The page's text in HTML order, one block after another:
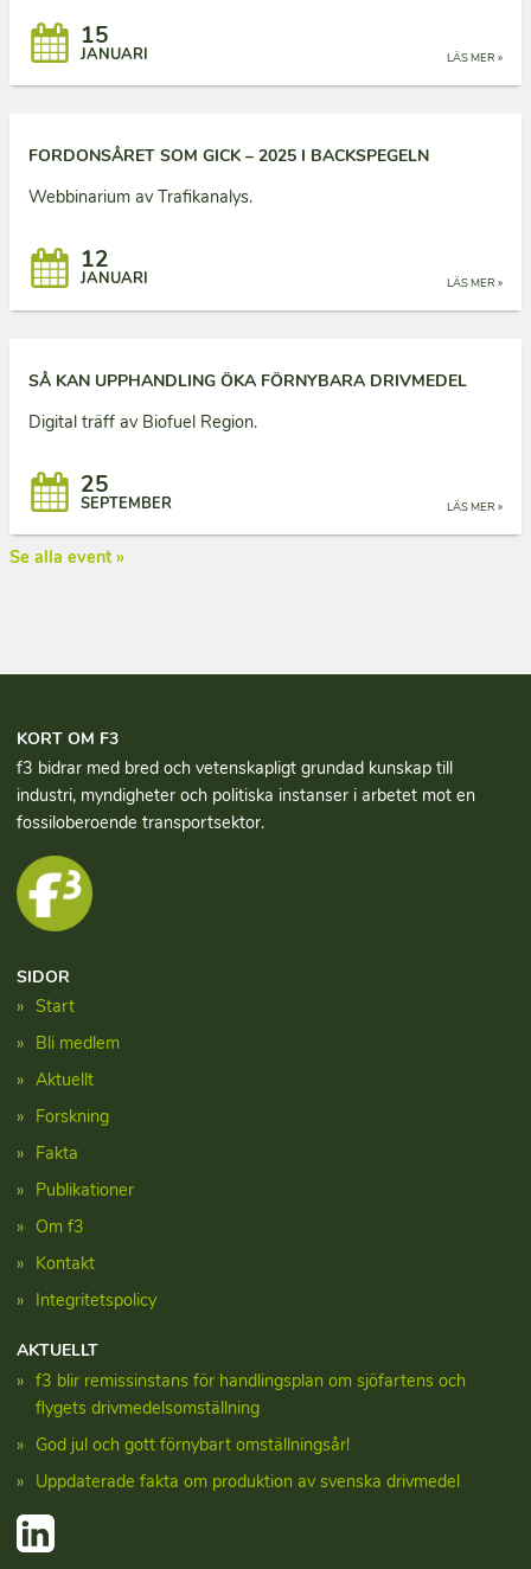
LÄS MER »
15
JANUARI
FORDONSÅRET SOM GICK – 2025 I BACKSPEGELN
Webbinarium av Trafikanalys.
LÄS MER »
12
JANUARI
SÅ KAN UPPHANDLING ÖKA FÖRNYBARA DRIVMEDEL
Digital träff av Biofuel Region.
LÄS MER »
25
SEPTEMBER
Se alla event »
KORT OM F3
f3 bidrar med bred och vetenskapligt grundad kun­skap till
industri, myndigheter och politiska instanser i arbetet mot en
fossiloberoende transportsektor.
SIDOR
Start
Bli medlem
Aktuellt
Forskning
Fakta
Publikationer
Om f3
Kontakt
Integritetspolicy
AKTUELLT
f3 blir remissinstans för handlingsplan om sjöfartens och
flygets drivmedelsomställning
God jul och gott förnybart omställningsår!
Uppdaterade fakta om produktion av svenska drivmedel